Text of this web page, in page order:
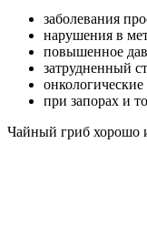
заболевания
нарушения в
повышенное
затрудненный
при запорах и
Чайный гриб хорошо